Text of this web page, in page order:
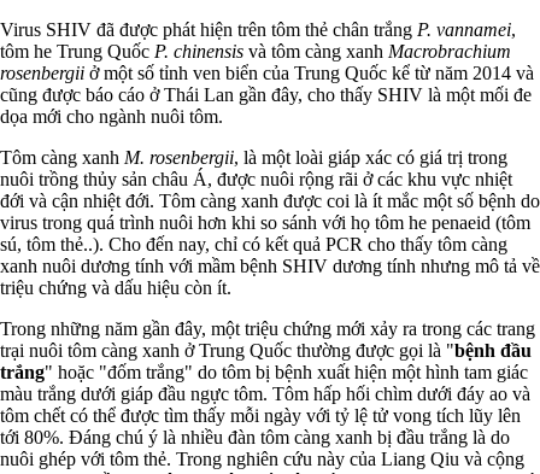
Virus SHIV đã được phát hiện trên tôm thẻ chân trắng P. vannamei,
tôm he Trung Quốc P. chinensis và tôm càng xanh Macrobrachium
rosenbergii ở một số tỉnh ven biển của Trung Quốc kể từ năm 2014 và
cũng được báo cáo ở Thái Lan gần đây, cho thấy SHIV là một mối đe
dọa mới cho ngành nuôi tôm.
Tôm càng xanh M. rosenbergii, là một loài giáp xác có giá trị trong
nuôi trồng thủy sản châu Á, được nuôi rộng rãi ở các khu vực nhiệt
đới và cận nhiệt đới. Tôm càng xanh được coi là ít mắc một số bệnh do
virus trong quá trình nuôi hơn khi so sánh với họ tôm he penaeid (tôm
sú, tôm thẻ..). Cho đến nay, chỉ có kết quả PCR cho thấy tôm càng
xanh nuôi dương tính với mầm bệnh SHIV dương tính nhưng mô tả về
triệu chứng và dấu hiệu còn ít.
Trong những năm gần đây, một triệu chứng mới xảy ra trong các trang
trại nuôi tôm càng xanh ở Trung Quốc thường được gọi là "bệnh đầu
trắng" hoặc "đốm trắng" do tôm bị bệnh xuất hiện một hình tam giác
màu trắng dưới giáp đầu ngực tôm. Tôm hấp hối chìm dưới đáy ao và
tôm chết có thể được tìm thấy mỗi ngày với tỷ lệ tử vong tích lũy lên
tới 80%. Đáng chú ý là nhiều đàn tôm càng xanh bị đầu trắng là do
nuôi ghép với tôm thẻ. Trong nghiên cứu này của Liang Qiu và cộng